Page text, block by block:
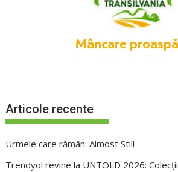
Articole recente
Urmele care rămân: Almost Still
Trendyol revine la UNTOLD 2026: